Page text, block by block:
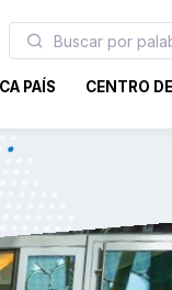
PAÍS CENTRO